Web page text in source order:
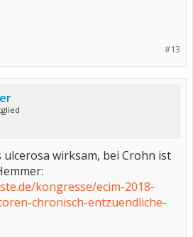
#13
ulcerosa wirksam, bei Crohn ist
kongresse/ecim-2018-
chronisch-entzuendliche-